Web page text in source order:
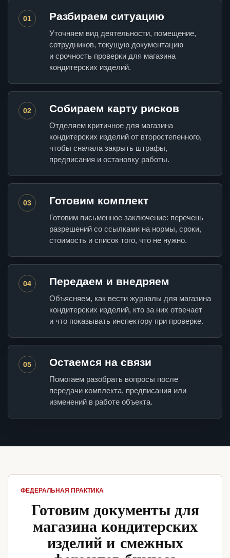
01 Разбираем ситуацию
Уточняем вид деятельности, помещение,
сотрудников, текущую документацию
и срочность проверки для магазина
кондитерских изделий.
02 Собираем карту рисков
Отделяем критичное для магазина
кондитерских изделий от второстепенного,
чтобы сначала закрыть штрафы,
предписания и остановку работы.
03 Готовим комплект
Готовим письменное заключение: перечень
разрешений со ссылками на нормы, сроки,
стоимость и список того, что не нужно.
04 Передаем и внедряем
Объясняем, как вести журналы для магазина
кондитерских изделий, кто за них отвечает
и что показывать инспектору при проверке.
05 Остаемся на связи
Помогаем разобрать вопросы после
передачи комплекта, предписания или
изменений в работе объекта.
ФЕДЕРАЛЬНАЯ ПРАКТИКА
Готовим документы для
магазина кондитерских
изделий и смежных